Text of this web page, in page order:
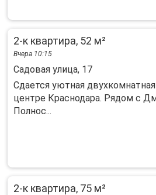
2-к квартира, 52 м²
Вчера 10:15
Садовая улица, 17
Сдается уютная
центре Краснодара. Рядом с
Полнос...
2-к квартира, 75 м²